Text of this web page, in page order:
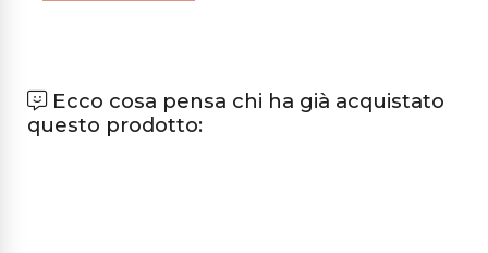
Ecco cosa pensa chi ha già acquistato
questo prodotto: